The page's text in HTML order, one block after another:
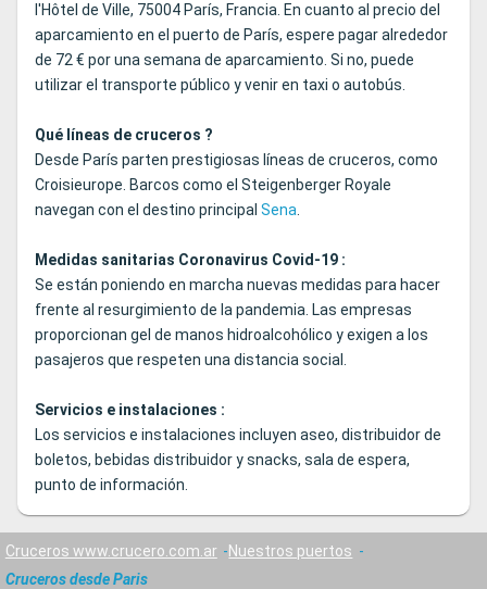
l'Hôtel de Ville, 75004 París, Francia. En cuanto al precio del
aparcamiento en el puerto de París, espere pagar alrededor
de 72 € por una semana de aparcamiento. Si no, puede
utilizar el transporte público y venir en taxi o autobús.
Qué líneas de cruceros ?
Desde París parten prestigiosas líneas de cruceros, como
Croisieurope. Barcos como el Steigenberger Royale
navegan con el destino principal Sena.
Medidas sanitarias Coronavirus Covid-19 :
Se están poniendo en marcha nuevas medidas para hacer
frente al resurgimiento de la pandemia. Las empresas
proporcionan gel de manos hidroalcohólico y exigen a los
pasajeros que respeten una distancia social.
Servicios e instalaciones :
Los servicios e instalaciones incluyen aseo, distribuidor de
boletos, bebidas distribuidor y snacks, sala de espera,
punto de información.
Cruceros www.crucero.com.ar
Nuestros puertos
Cruceros desde Paris